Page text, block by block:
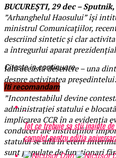
BUCUREȘTI, 29 dec –
”Arhanghelul Haosului” își
ministrul Comunicațiilor,
descriind sintetic și clar
a întregurlui aparat
Iată această descriere – una
despre activitatea președintelui:
”Incontestabilul devine
administrației statului e
implicarea CCR în a evidenția
conduceri ale instituțiilor
statului se află în etern
sunt populate de funcționari
Citeste in continuare
Iti recomandam
Tot ce trebuie sa stii inainte
complet pentru editia